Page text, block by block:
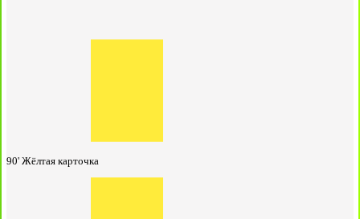
90' Жёлтая карточка